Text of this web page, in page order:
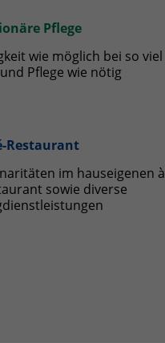
Pflege
wie möglich bei so viel
Pflege wie nötig
Restaurant
im hauseigenen à
sowie diverse